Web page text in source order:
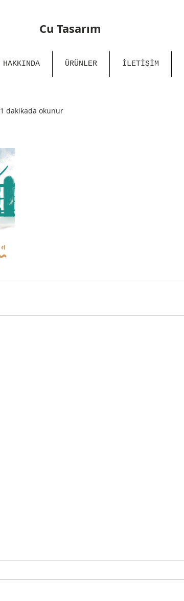
Cu Tasarım
HAKKINDA ÜRÜNLER İLETİŞİM
1 dakikada okunur
?